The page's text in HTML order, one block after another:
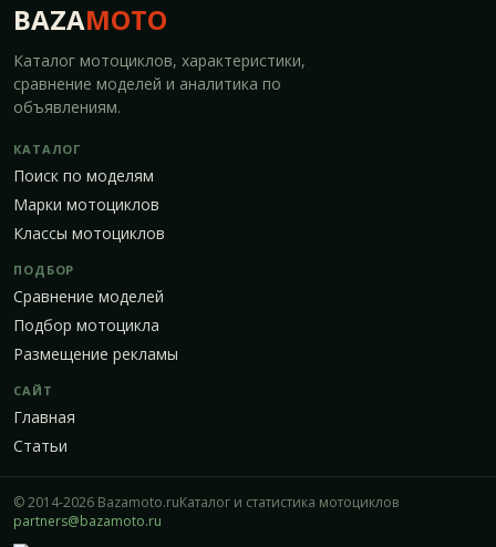
BAZAMOTO
Каталог мотоциклов, характеристики,
сравнение моделей и аналитика по
объявлениям.
КАТАЛОГ
Поиск по моделям
Марки мотоциклов
Классы мотоциклов
ПОДБОР
Сравнение моделей
Подбор мотоцикла
Размещение рекламы
САЙТ
Главная
Статьи
© 2014-2026 Bazamoto.ruКаталог и статистика мотоциклов
partners@bazamoto.ru